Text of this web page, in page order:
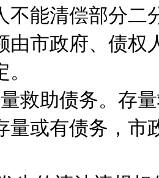
不能清偿部分二
政府、债权人
助债务。存量
量或有债务，市